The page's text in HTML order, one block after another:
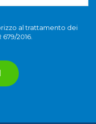
al trattamento dei
2016.